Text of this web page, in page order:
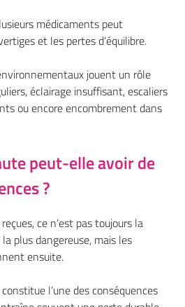
médicaments peut
et les pertes d’équilibre.
jouent un rôle
éclairage insuffisant, escaliers
ou encore encombrement dans
peut-elle avoir de
?
ce n’est pas toujours la
plus dangereuse, mais les
ensuite.
l’une des conséquences